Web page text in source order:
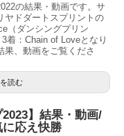
の結果・動画です。サ
ヤドダートスプリントの
（ダンシングプリン
着：Chain of Loveとなり
果、動画をご覧くださ
読む
2023】結果・動画/
に応え快勝